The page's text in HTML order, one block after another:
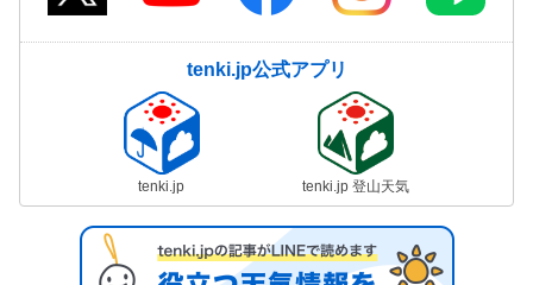
tenki.jp公式アプリ
tenki.jp tenki.jp 登山天気